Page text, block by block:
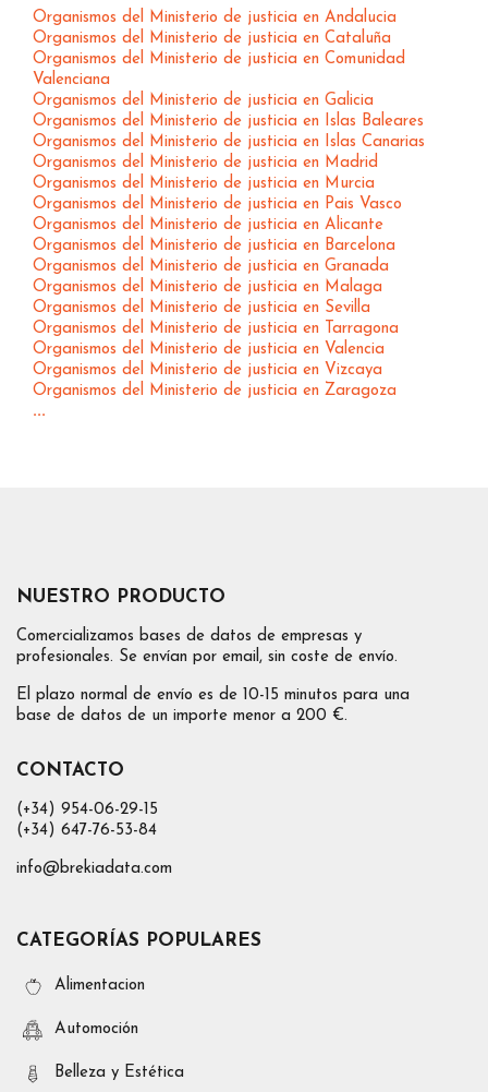
Organismos del Ministerio de justicia en Andalucia
Organismos del Ministerio de justicia en Cataluña
Organismos del Ministerio de justicia en Comunidad
Valenciana
Organismos del Ministerio de justicia en Galicia
Organismos del Ministerio de justicia en Islas Baleares
Organismos del Ministerio de justicia en Islas Canarias
Organismos del Ministerio de justicia en Madrid
Organismos del Ministerio de justicia en Murcia
Organismos del Ministerio de justicia en Pais Vasco
Organismos del Ministerio de justicia en Alicante
Organismos del Ministerio de justicia en Barcelona
Organismos del Ministerio de justicia en Granada
Organismos del Ministerio de justicia en Malaga
Organismos del Ministerio de justicia en Sevilla
Organismos del Ministerio de justicia en Tarragona
Organismos del Ministerio de justicia en Valencia
Organismos del Ministerio de justicia en Vizcaya
Organismos del Ministerio de justicia en Zaragoza
...
NUESTRO PRODUCTO
Comercializamos bases de datos de empresas y
profesionales. Se envían por email, sin coste de envío.
El plazo normal de envío es de 10-15 minutos para una
base de datos de un importe menor a 200 €.
CONTACTO
(+34) 954-06-29-15
(+34) 647-76-53-84
info@brekiadata.com
CATEGORÍAS POPULARES
Alimentacion
Automoción
Belleza y Estética